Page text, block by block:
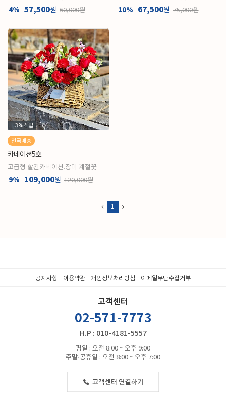
4% 57,500원 60,000원 10% 67,500원 75,000원
3%적립
전국배송
카네이션5호
고급형 빨간카네이션.장미 계절꽃
9% 109,000원 120,000원
1
공지사항 이용약관 개인정보처리방침 이메일무단수집거부
고객센터
02-571-7773
H.P : 010-4181-5557
평일 : 오전 8:00 ~ 오후 9:00
주말·공휴일 : 오전 8:00 ~ 오후 7:00